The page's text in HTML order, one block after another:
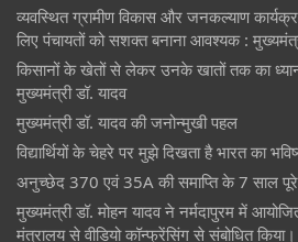
व्यवस्थित ग्रामीण विकास और जनकल्याण
लिए पंचायतों को सशक्त बनाना आवश्यक :
किसानों के खेतों से लेकर उनके खातों तक का
मुख्यमंत्री डॉ. यादव
मुख्यमंत्री डॉ. यादव की जनोन्मुखी पहल
विद्यार्थियों के चेहरे पर मुझे दिखता है भारत का
अनुच्छेद 370 एवं 35A की समाप्ति के 7 साल पूरे
मुख्यमंत्री डॉ. मोहन यादव ने नर्मदापुरम में
मंत्रालय से वीडियो कॉन्फ्रेंसिंग से संबोधित किया।